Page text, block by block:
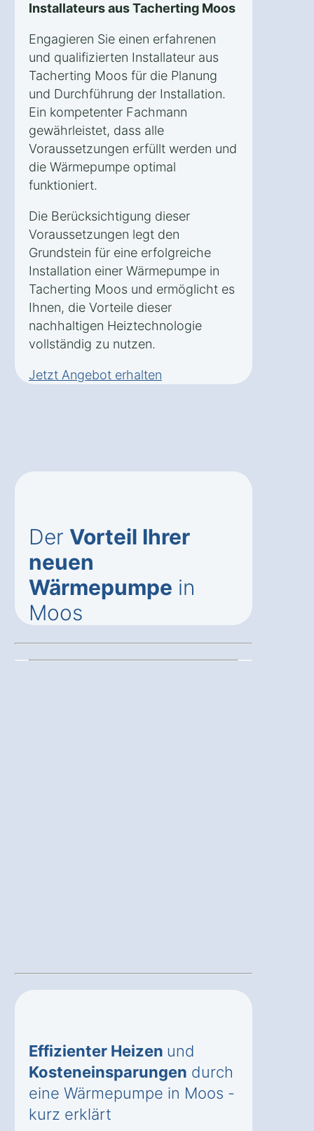
Installateurs aus Tacherting Moos
Engagieren Sie einen erfahrenen
und qualifizierten Installateur aus
Tacherting Moos für die Planung
und Durchführung der Installation.
Ein kompetenter Fachmann
gewährleistet, dass alle
Voraussetzungen erfüllt werden und
die Wärmepumpe optimal
funktioniert.
Die Berücksichtigung dieser
Voraussetzungen legt den
Grundstein für eine erfolgreiche
Installation einer Wärmepumpe in
Tacherting Moos und ermöglicht es
Ihnen, die Vorteile dieser
nachhaltigen Heiztechnologie
vollständig zu nutzen.
Jetzt Angebot erhalten
Der Vorteil Ihrer
neuen
Wärmepumpe in
Moos
Effizienter Heizen und
Kosteneinsparungen durch
eine Wärmepumpe in Moos -
kurz erklärt